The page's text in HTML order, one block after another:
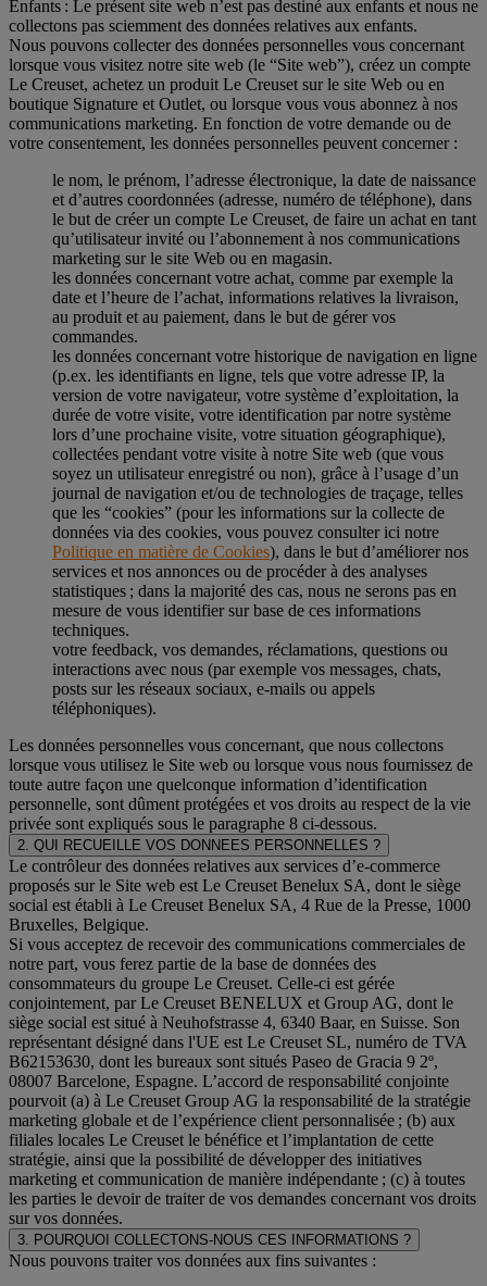
Enfants : Le présent site web n’est pas destiné aux enfants et nous ne
collectons pas sciemment des données relatives aux enfants.
Nous pouvons collecter des données personnelles vous concernant
lorsque vous visitez notre site web (le “Site web”), créez un compte
Le Creuset, achetez un produit Le Creuset sur le site Web ou en
boutique Signature et Outlet, ou lorsque vous vous abonnez à nos
communications marketing. En fonction de votre demande ou de
votre consentement, les données personnelles peuvent concerner :
le nom, le prénom, l’adresse électronique, la date de naissance
et d’autres coordonnées (adresse, numéro de téléphone), dans
le but de créer un compte Le Creuset, de faire un achat en tant
qu’utilisateur invité ou l’abonnement à nos communications
marketing sur le site Web ou en magasin.
les données concernant votre achat, comme par exemple la
date et l’heure de l’achat, informations relatives la livraison,
au produit et au paiement, dans le but de gérer vos
commandes.
les données concernant votre historique de navigation en ligne
(p.ex. les identifiants en ligne, tels que votre adresse IP, la
version de votre navigateur, votre système d’exploitation, la
durée de votre visite, votre identification par notre système
lors d’une prochaine visite, votre situation géographique),
collectées pendant votre visite à notre Site web (que vous
soyez un utilisateur enregistré ou non), grâce à l’usage d’un
journal de navigation et/ou de technologies de traçage, telles
que les “cookies” (pour les informations sur la collecte de
données via des cookies, vous pouvez consulter ici notre
Politique en matière de Cookies), dans le but d’améliorer nos
services et nos annonces ou de procéder à des analyses
statistiques ; dans la majorité des cas, nous ne serons pas en
mesure de vous identifier sur base de ces informations
techniques.
votre feedback, vos demandes, réclamations, questions ou
interactions avec nous (par exemple vos messages, chats,
posts sur les réseaux sociaux, e-mails ou appels
téléphoniques).
Les données personnelles vous concernant, que nous collectons
lorsque vous utilisez le Site web ou lorsque vous nous fournissez de
toute autre façon une quelconque information d’identification
personnelle, sont dûment protégées et vos droits au respect de la vie
privée sont expliqués sous le paragraphe 8 ci-dessous.
2. QUI RECUEILLE VOS DONNEES PERSONNELLES ?
Le contrôleur des données relatives aux services d’e-commerce
proposés sur le Site web est Le Creuset Benelux SA, dont le siège
social est établi à Le Creuset Benelux SA, 4 Rue de la Presse, 1000
Bruxelles, Belgique.
Si vous acceptez de recevoir des communications commerciales de
notre part, vous ferez partie de la base de données des
consommateurs du groupe Le Creuset. Celle-ci est gérée
conjointement, par Le Creuset BENELUX et Group AG, dont le
siège social est situé à Neuhofstrasse 4, 6340 Baar, en Suisse. Son
représentant désigné dans l'UE est Le Creuset SL, numéro de TVA
B62153630, dont les bureaux sont situés Paseo de Gracia 9 2º,
08007 Barcelone, Espagne. L’accord de responsabilité conjointe
pourvoit (a) à Le Creuset Group AG la responsabilité de la stratégie
marketing globale et de l’expérience client personnalisée ; (b) aux
filiales locales Le Creuset le bénéfice et l’implantation de cette
stratégie, ainsi que la possibilité de développer des initiatives
marketing et communication de manière indépendante ; (c) à toutes
les parties le devoir de traiter de vos demandes concernant vos droits
sur vos données.
3. POURQUOI COLLECTONS-NOUS CES INFORMATIONS ?
Nous pouvons traiter vos données aux fins suivantes :